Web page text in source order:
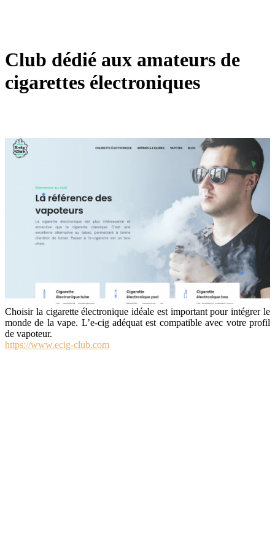
Club dédié aux amateurs de
cigarettes électroniques
Choisir la cigarette électronique idéale est important pour intégrer le
monde de la vape. L’e-cig adéquat est compatible avec votre profil
de vapoteur.
https://www.ecig-club.com